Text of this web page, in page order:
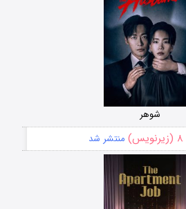
شوهر
۸ (زیرنویس) منتشر شد